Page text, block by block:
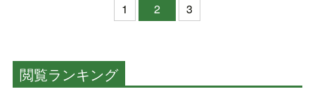
1
2 3
閲覧ランキング